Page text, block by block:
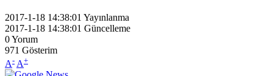
2017-1-18 14:38:01 Yayınlanma
2017-1-18 14:38:01 Güncelleme
0Yorum
971 Gösterim
A- A+